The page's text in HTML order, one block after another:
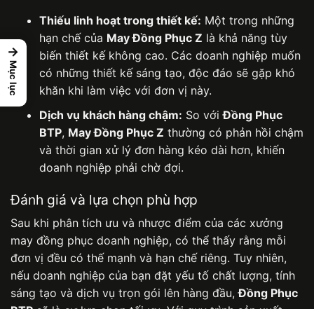
Thiếu linh hoạt trong thiết kế: Một trong những
hạn chế của May Đồng Phục Z là khả năng tùy
biến thiết kế không cao. Các doanh nghiệp muốn
có những thiết kế sáng tạo, độc đáo sẽ gặp khó
khăn khi làm việc với đơn vị này.
Dịch vụ khách hàng chậm: So vớiĐồng Phục
BTP, May Đồng Phục Z thường có phản hồi chậm
và thời gian xử lý đơn hàng kéo dài hơn, khiến
doanh nghiệp phải chờ đợi.
Đánh giá và lựa chọn phù hợp
Sau khi phân tích ưu và nhược điểm của các xưởng
may đồng phục doanh nghiệp, có thể thấy rằng mỗi
đơn vị đều có thế mạnh và hạn chế riêng. Tuy nhiên,
nếu doanh nghiệp của bạn đặt yếu tố chất lượng, tính
sáng tạo và dịch vụ trọn gói lên hàng đầu,Đồng Phục
→
Mục lục